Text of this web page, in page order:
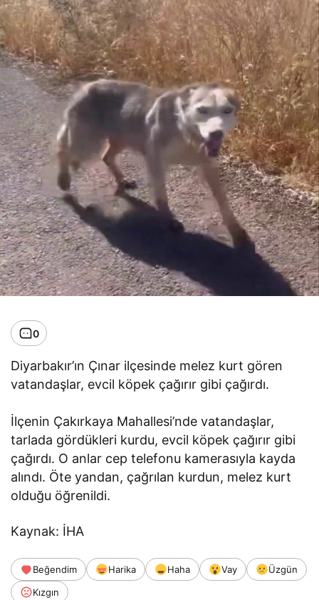
0
Diyarbakır’ın Çınar ilçesinde melez kurt gören
vatandaşlar, evcil köpek çağırır gibi çağırdı.
İlçenin Çakırkaya Mahallesi’nde vatandaşlar,
tarlada gördükleri kurdu, evcil köpek çağırır gibi
çağırdı. O anlar cep telefonu kamerasıyla kayda
alındı. Öte yandan, çağrılan kurdun, melez kurt
olduğu öğrenildi.
Kaynak: İHA
Beğendim Harika Haha Vay
Üzgün
Kızgın